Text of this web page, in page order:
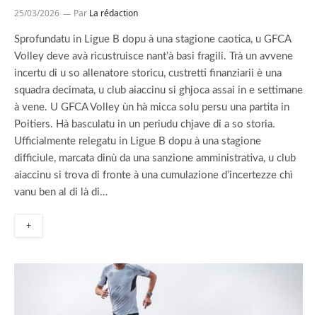
25/03/2026 Par La rédaction
Sprofundatu in Ligue B dopu à una stagione caotica, u GFCA
Volley deve avà ricustruisce nant’à basi fragili. Trà un avvene
incertu di u so allenatore storicu, custretti finanziarii è una
squadra decimata, u club aiaccinu si ghjoca assai in e settimane
à vene. U GFCA Volley ùn hà micca solu persu una partita in
Poitiers. Hà basculatu in un periudu chjave di a so storia.
Ufficialmente relegatu in Ligue B dopu à una stagione
difficiule, marcata dinù da una sanzione amministrativa, u club
aiaccinu si trova di fronte à una cumulazione d’incertezze chì
vanu ben al di là di…
+